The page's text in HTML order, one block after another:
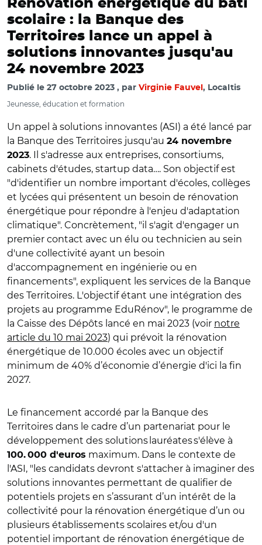
Rénovation énergétique du bâti
scolaire : la Banque des
Territoires lance un appel à
solutions innovantes jusqu'au
24 novembre 2023
Publié le 27 octobre 2023 par Virginie Fauvel , Localtis
Jeunesse, éducation et formation
Un appel à solutions innovantes (ASI) a été lancé par
la Banque des Territoires jusqu'au 24 novembre
2023. Il s'adresse aux entreprises, consortiums,
cabinets d'études, startup data…. Son objectif est
"d'identifier un nombre important d'écoles, collèges
et lycées qui présentent un besoin de rénovation
énergétique pour répondre à l'enjeu d'adaptation
climatique". Concrètement, "il s'agit d'engager un
premier contact avec un élu ou technicien au sein
d'une collectivité ayant un besoin
d'accompagnement en ingénierie ou en
financements", expliquent les services de la Banque
des Territoires. L'objectif étant une intégration des
projets au programme EduRénov", le programme de
la Caisse des Dépôts lancé en mai 2023 (voir notre
article du 10 mai 2023) qui prévoit la rénovation
énergétique de 10.000 écoles avec un objectif
minimum de 40% d’économie d’énergie d'ici la fin
2027.
Le financement accordé par la Banque des
Territoires dans le cadre d’un partenariat pour le
développement des solutions lauréates s'élève à
100. 000 d'euros maximum. Dans le contexte de
l'ASI, "les candidats devront s'attacher à imaginer des
solutions innovantes permettant de qualifier de
potentiels projets en s’assurant d’un intérêt de la
collectivité pour la rénovation énergétique d’un ou
plusieurs établissements scolaires et/ou d'un
potentiel important de rénovation énergétique de